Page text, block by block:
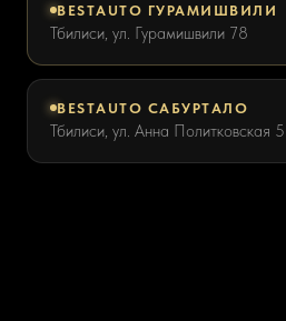
BESTAUTO ГУРАМИШВИЛИ
Тбилиси, ул. Гурамишвили 78
BESTAUTO САБУРТАЛО
Тбилиси, ул. Анна Политковская